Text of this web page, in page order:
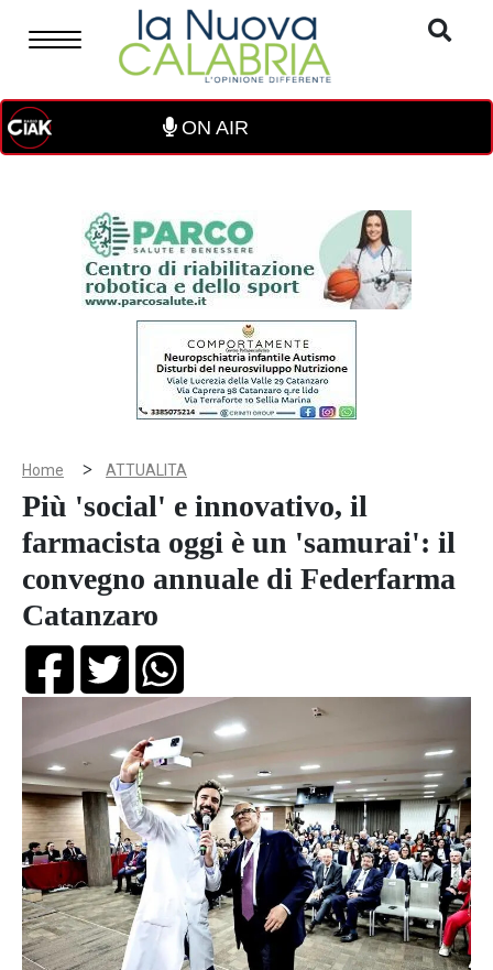
ON AIR
Home > ATTUALITA
Più 'social' e innovativo, il
farmacista oggi è un 'samurai': il
convegno annuale di Federfarma
Catanzaro